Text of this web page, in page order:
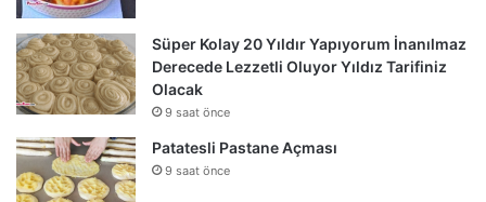
Süper Kolay 20 Yıldır Yapıyorum İnanılmaz
Derecede Lezzetli Oluyor Yıldız Tarifiniz
Olacak
9 saat önce
Patatesli Pastane Açması
9 saat önce